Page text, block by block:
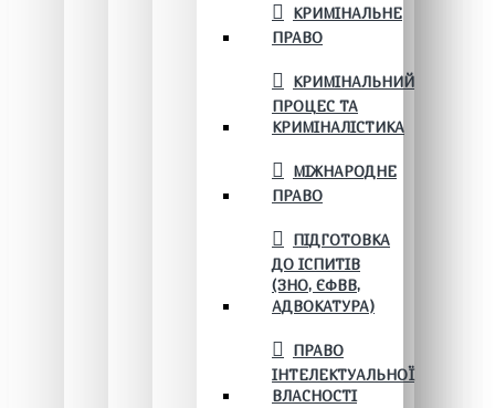
КРИМІНАЛЬНЕ
ПРАВО
КРИМІНАЛЬНИЙ
ПРОЦЕС ТА
КРИМІНАЛІСТИКА
МІЖНАРОДНЕ
ПРАВО
ПІДГОТОВКА
ДО ІСПИТІВ
(ЗНО, ЄФВВ,
АДВОКАТУРА)
ПРАВО
ІНТЕЛЕКТУАЛЬНОЇ
ВЛАСНОСТІ